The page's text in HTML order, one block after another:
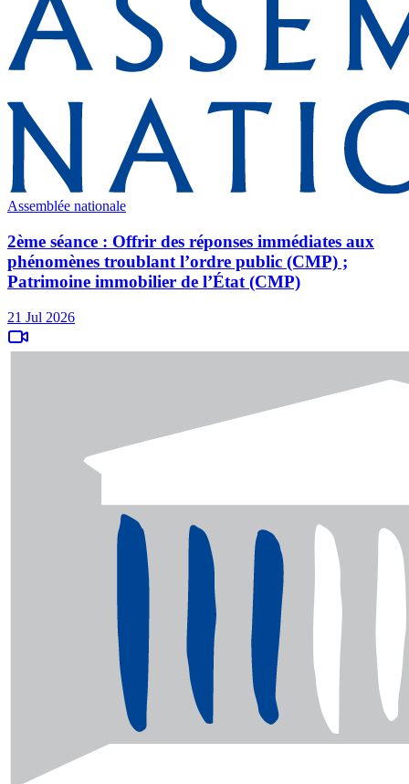
Assemblée nationale
2ème séance : Offrir des réponses immédiates aux
phénomènes troublant l’ordre public (CMP) ;
Patrimoine immobilier de l’État (CMP)
21 Jul 2026